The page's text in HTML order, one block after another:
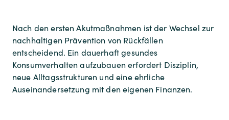
Nach den ersten Akutmaßnahmen ist der Wechsel zur
nachhaltigen Prävention von Rückfällen
entscheidend. Ein dauerhaft gesundes
Konsumverhalten aufzubauen erfordert Disziplin,
neue Alltagsstrukturen und eine ehrliche
Auseinandersetzung mit den eigenen Finanzen.